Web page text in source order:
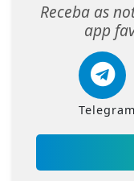
Receba as
app
Telegram